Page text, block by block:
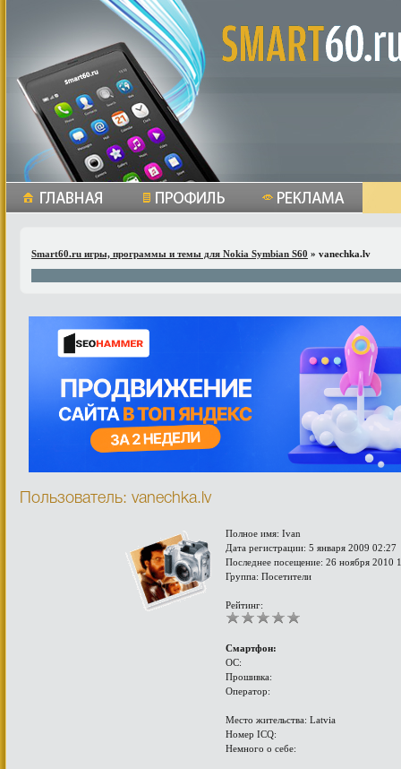
Smart60.ru игры, программы и темы для Nokia Symbian S60 » vanechka.lv
Пользователь: vanechka.lv
Полное имя: Ivan
Дата регистрации: 5 января 2009 02:27
Последнее посещение: 26 ноября 2010
Группа: Посетители
Рейтинг:
Смартфон:
ОС:
Прошивка:
Оператор:
Место жительства: Latvia
Номер ICQ:
Немного о себе: